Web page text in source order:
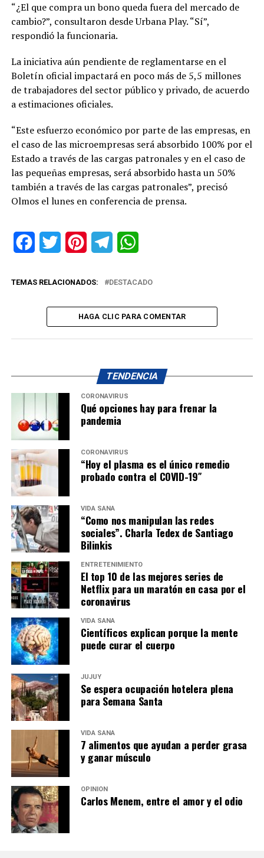
“¿El que compra un bono queda fuera del mercado de
cambio?”, consultaron desde Urbana Play. “Sí”,
respondió la funcionaria.
La iniciativa aún pendiente de reglamentarse en el
Boletín oficial impactará en poco más de 5,5 millones
de trabajadores del sector público y privado, de acuerdo
a estimaciones oficiales.
“Este esfuerzo económico por parte de las empresas, en
el caso de las microempresas será absorbido 100% por el
Estado a través de las cargas patronales y en el caso de
las pequeñas empresas, será absorbido hasta un 50%
también a través de las cargas patronales”, precisó
Olmos el lunes en conferencia de prensa.
FacebookTwitter PinterestTelegram
TEMAS RELACIONADOS: DESTACADO
HAGA CLIC PARA COMENTAR
TENDENCIA
CORONAVIRUS
Qué opciones hay para frenar la
pandemia
CORONAVIRUS
“Hoy el plasma es el único remedio
probado contra el COVID-19″
VIDA SANA
“Como nos manipulan las redes
sociales”. Charla Tedex de Santiago
Bilinkis
ENTRETENIMIENTO
El top 10 de las mejores series de
Netflix para un maratón en casa por el
coronavirus
VIDA SANA
Científicos explican porque la mente
puede curar el cuerpo
JUJUY
Se espera ocupación hotelera plena
para Semana Santa
VIDA SANA
7 alimentos que ayudan a perder grasa
y ganar músculo
OPINIÓN
Carlos Menem, entre el amor y el odio